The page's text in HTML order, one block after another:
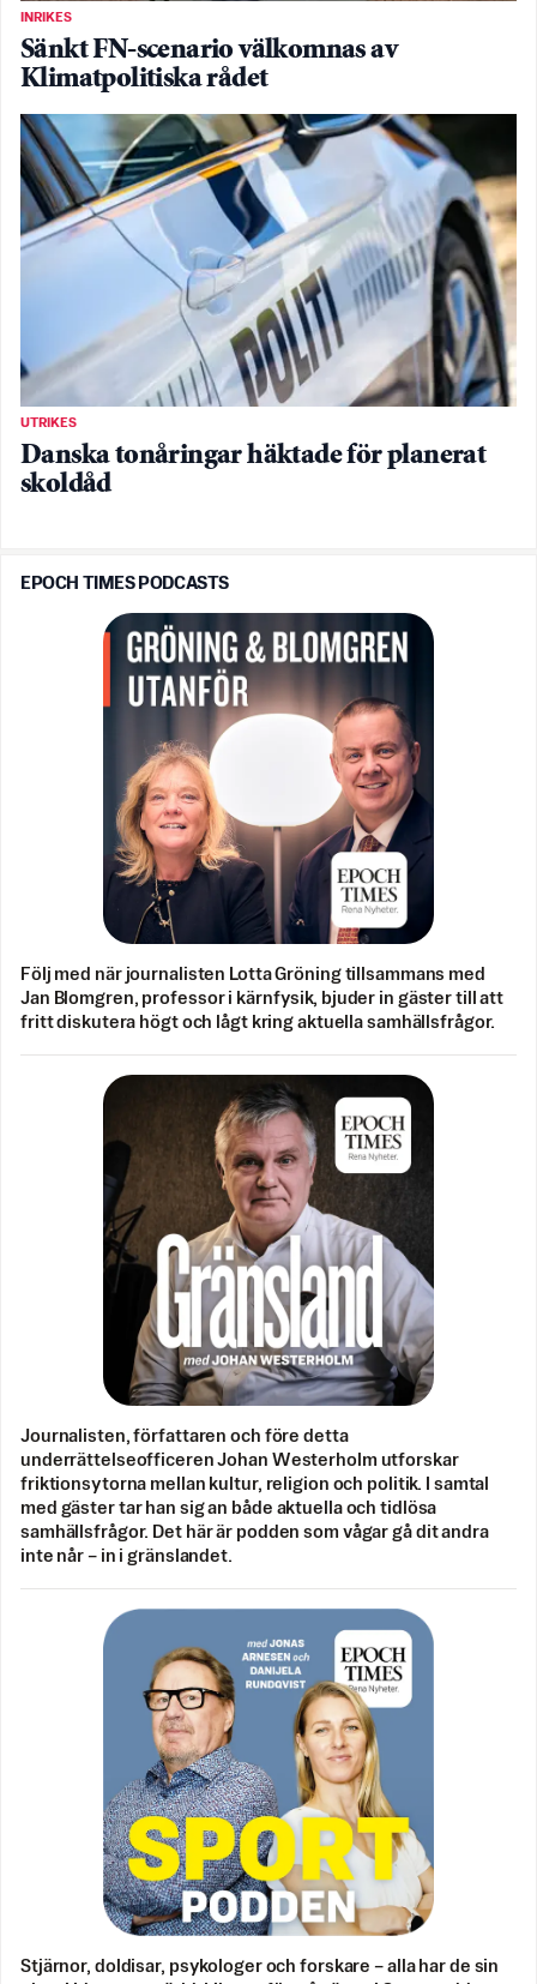
INRIKES
Sänkt FN-scenario välkomnas av
Klimatpolitiska rådet
UTRIKES
Danska tonåringar häktade för planerat
skoldåd
EPOCH TIMES PODCASTS
Följ med när journalisten Lotta Gröning tillsammans med
Jan Blomgren, professor i kärnfysik, bjuder in gäster till att
fritt diskutera högt och lågt kring aktuella samhällsfrågor.
Journalisten, författaren och före detta
underrättelseofficeren Johan Westerholm utforskar
friktionsytorna mellan kultur, religion och politik. I samtal
med gäster tar han sig an både aktuella och tidlösa
samhällsfrågor. Det här är podden som vågar gå dit andra
inte når – in i gränslandet.
Stjärnor, doldisar, psykologer och forskare – alla har de sin